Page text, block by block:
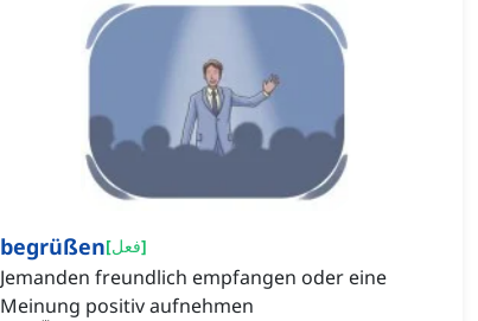
begrüßen[فعل]
Jemanden freundlich empfangen oder eine
Meinung positiv aufnehmen